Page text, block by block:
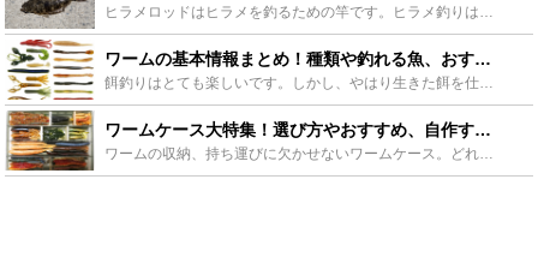
ヒラメロッドはヒラメを釣るための竿です。ヒラメ釣りは海釣りの中でも特に人気の釣り方で、ヒラメ釣りは一度はやっておきたい釣りです。この記事では初めての方やベテランの方も使えるヒラメロッドのおすすめと長...
ワームの基本情報まとめ！種類や釣れる魚、おすすめをご紹介！ - Leisurego(レジャーゴー)
餌釣りはとても楽しいです。しかし、やはり生きた餌を仕掛けにつけるのは中々抵抗のある作業です。そんな方におすすめなのが今回ご紹介するワームです。ワームはそのゲーム性の高さから現在非常に人気のアイテムと...
ワームケース大特集！選び方やおすすめ、自作するポイントも紹介！ - Leisurego(レジャーゴー)
ワームの収納、持ち運びに欠かせないワームケース。どれも同じと思っていませんか？この記事でワームケースの選び方やおすすめのアイテム、そして自作に必要な要素を紹介します。これでワームケース選びで失敗せず...